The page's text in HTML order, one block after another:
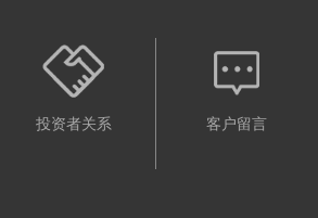
投资者关系 客户留言